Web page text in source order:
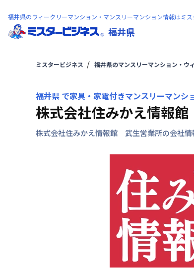
福井県のウィークリーマンション・マンスリーマンション情報はミス
福井県
ミスタービジネス 福井県のマンスリーマンション・ウ
福井県 で家具・家電付きマンスリーマンシ
株式会社住みかえ情報
株式会社住みかえ情報館 武生営業所の会社情